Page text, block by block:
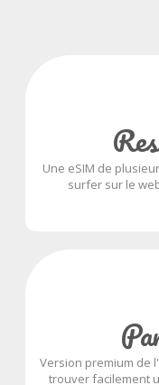
Une eSIM de
surfer sur le
Version premium de
trouver facilement